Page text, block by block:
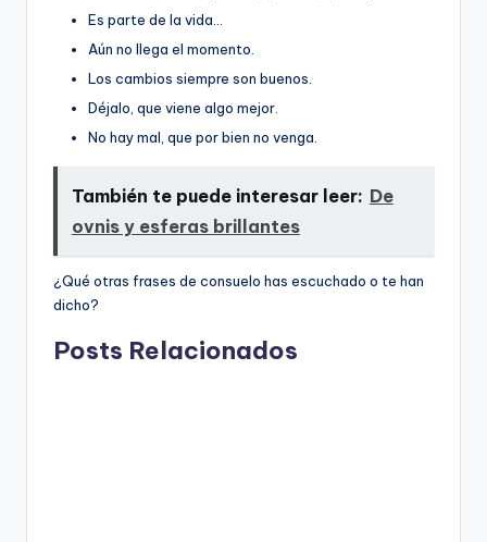
Es parte de la vida…
Aún no llega el momento.
Los cambios siempre son buenos.
Déjalo, que viene algo mejor.
No hay mal, que por bien no venga.
También te puede interesar leer: De
ovnis y esferas brillantes
¿Qué otras frases de consuelo has escuchado o te han
dicho?
Posts Relacionados